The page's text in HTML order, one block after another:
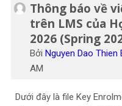
Thông báo về
trên LMS của
2026 (Spring
BởiNguyen Dao Thien
AM
Số lượng các câu trả
Dưới đây là file Key